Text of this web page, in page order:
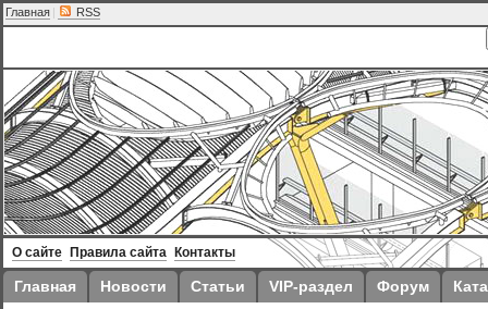
Главная | RSS
О сайте Правила сайта Контакты
Главная Новости Статьи VIP-раздел Форум